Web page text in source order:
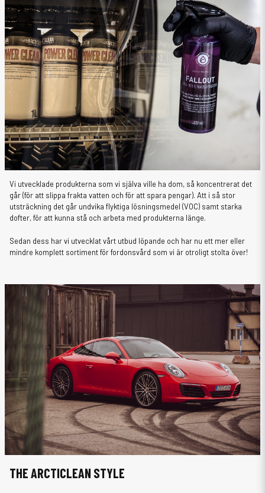
Vi utvecklade produkterna som vi själva ville ha dom, så koncentrerat det
går (för att slippa frakta vatten och för att spara pengar). Att i så stor
utsträckning det går undvika flyktiga lösningsmedel (VOC) samt starka
dofter, för att kunna stå och arbeta med produkterna länge.
Sedan dess har vi utvecklat vårt utbud löpande och har nu ett mer eller
mindre komplett sortiment för fordonsvård som vi är otroligt stolta över!
THE ARCTICLEAN STYLE